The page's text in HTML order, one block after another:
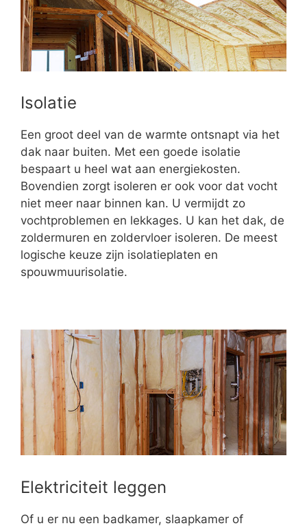
Isolatie
Een groot deel van de warmte ontsnapt via het
dak naar buiten. Met een goede isolatie
bespaart u heel wat aan energiekosten.
Bovendien zorgt isoleren er ook voor dat vocht
niet meer naar binnen kan. U vermijdt zo
vochtproblemen en lekkages. U kan het dak, de
zoldermuren en zoldervloer isoleren. De meest
logische keuze zijn isolatieplaten en
spouwmuurisolatie.
Elektriciteit leggen
Of u er nu een badkamer, slaapkamer of